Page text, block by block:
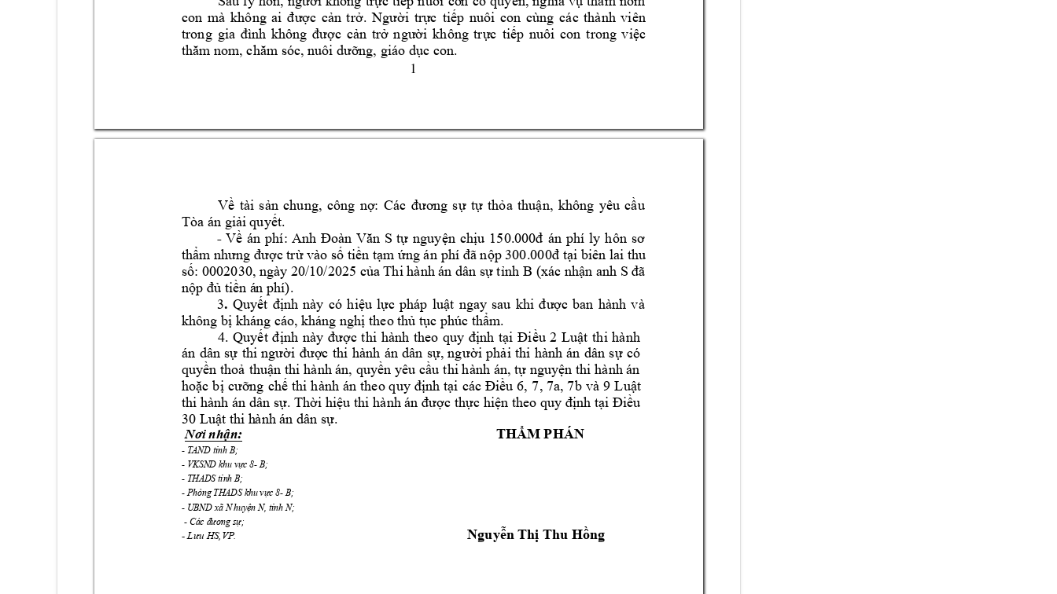
1
con mà không ai được cản trở. Người trực tiếp nuôi con cùng các thành viên
trong gia đình không được cản trở người không trực tiếp nuôi con trong việc
thăm nom, chăm sóc, nuôi dưỡng, giáo dục con.
Về tài sản chung, công nợ: Các đương sự tự thỏa thuận, không yêu cầu
Tòa án giải quyết.
- Về án phí: Anh Đoàn Văn S tự nguyện chịu 150.000đ án phí ly hôn sơ
thẩm nhưng được trừ vào số tiền tạm ứng án phí đã nộp 300.000đ tại biên lai thu
số: 0002030, ngày 20/10/2025 của Thi hành án dân sự tỉnh B (xác nhận anh S đã
nộp đủ tiền án phí).
3. Quyết định này có hiệu lực pháp luật ngay sau khi được ban hành và
không bị kháng cáo, kháng nghị theo thủ tục phúc thẩm.
4. Quyết định này được thi hành theo quy định tại Điều 2 Luật thi hành
án dân sự thi người được thi hành án dân sự, người phải thi hành án dân sự có
quyền thoả thuận thi hành án, quyền yêu cầu thi hành án, tự nguyện thi hành án
hoặc bị cưỡng chế thi hành án theo quy định tại các Điều 6, 7, 7a, 7b và 9 Luật
thi hành án dân sự. Thời hiệu thi hành án được thực hiện theo quy định tại Điều
30 Luật thi hành án dân sự.
Nơi nhận: THẨM PHÁN
- TAND tỉnh B;
- VKSND khu vực 8- B;
- THADS tỉnh B;
- Phòng THADS khu vực 8- B;
- UBND xã N huyện N, tỉnh N;
- Các đương sự;
- Lưu HS,VP. Nguyễn Thị Thu Hồng